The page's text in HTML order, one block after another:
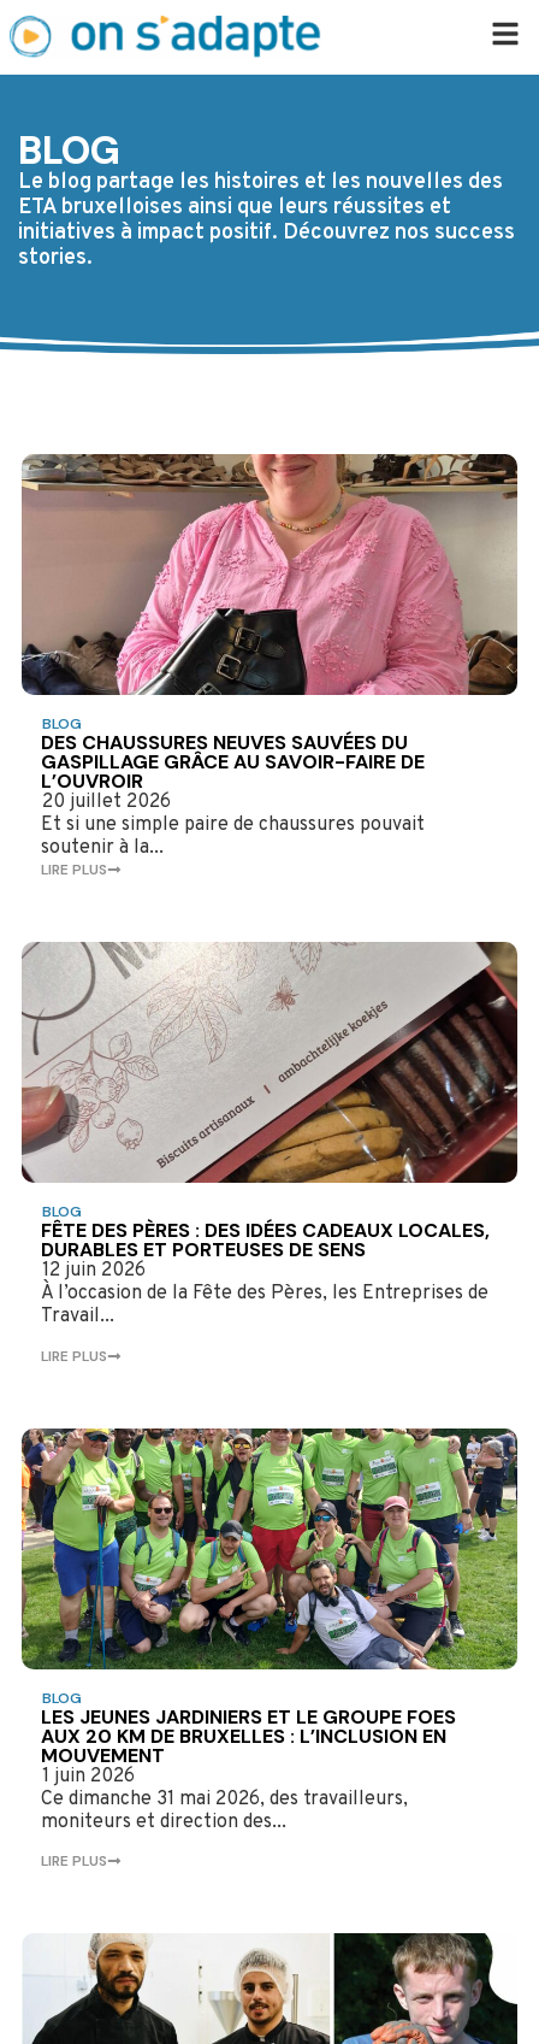
BLOG
Le blog partage les histoires et les nouvelles des
ETA bruxelloises ainsi que leurs réussites et
initiatives à impact positif. Découvrez nos success
stories.
BLOG
DES CHAUSSURES NEUVES SAUVÉES DU
GASPILLAGE GRÂCE AU SAVOIR-FAIRE DE
L’OUVROIR
20 juillet 2026
Et si une simple paire de chaussures pouvait
soutenir à la...
LIRE PLUS
BLOG
FÊTE DES PÈRES : DES IDÉES CADEAUX LOCALES,
DURABLES ET PORTEUSES DE SENS
12 juin 2026
À l’occasion de la Fête des Pères, les Entreprises de
Travail...
LIRE PLUS
BLOG
LES JEUNES JARDINIERS ET LE GROUPE FOES
AUX 20 KM DE BRUXELLES : L’INCLUSION EN
MOUVEMENT
1 juin 2026
Ce dimanche 31 mai 2026, des travailleurs,
moniteurs et direction des...
LIRE PLUS